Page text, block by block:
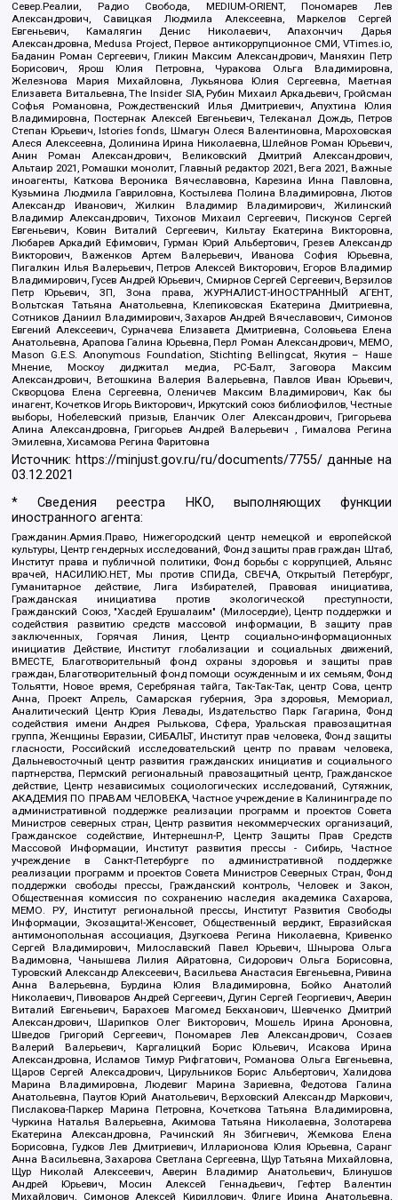
Север.Реалии, Радио Свобода, MEDIUM-ORIENT, Пономарев Лев
Александрович, Савицкая Людмила Алексеевна, Маркелов Сергей
Евгеньевич, Камалягин Денис Николаевич, Апахончич Дарья
Александровна, Medusa Project, Первое антикоррупционное СМИ, VTimes.io,
Баданин Роман Сергеевич, Гликин Максим Александрович, Маняхин Петр
Борисович, Ярош Юлия Петровна, Чуракова Ольга Владимировна,
Железнова Мария Михайловна, Лукьянова Юлия Сергеевна, Маетная
Елизавета Витальевна, The Insider SIA, Рубин Михаил Аркадьевич, Гройсман
Софья Романовна, Рождественский Илья Дмитриевич, Апухтина Юлия
Владимировна, Постернак Алексей Евгеньевич, Телеканал Дождь, Петров
Степан Юрьевич, Istories fonds, Шмагун Олеся Валентиновна, Мароховская
Алеся Алексеевна, Долинина Ирина Николаевна, Шлейнов Роман Юрьевич,
Анин Роман Александрович, Великовский Дмитрий Александрович,
Альтаир 2021, Ромашки монолит, Главный редактор 2021, Вега 2021, Важные
иноагенты, Каткова Вероника Вячеславовна, Карезина Инна Павловна,
Кузьмина Людмила Гавриловна, Костылева Полина Владимировна, Лютов
Александр Иванович, Жилкин Владимир Владимирович, Жилинский
Владимир Александрович, Тихонов Михаил Сергеевич, Пискунов Сергей
Евгеньевич, Ковин Виталий Сергеевич, Кильтау Екатерина Викторовна,
Любарев Аркадий Ефимович, Гурман Юрий Альбертович, Грезев Александр
Викторович, Важенков Артем Валерьевич, Иванова София Юрьевна,
Пигалкин Илья Валерьевич, Петров Алексей Викторович, Егоров Владимир
Владимирович, Гусев Андрей Юрьевич, Смирнов Сергей Сергеевич, Верзилов
Петр Юрьевич, ЗП, Зона права, ЖУРНАЛИСТ-ИНОСТРАННЫЙ АГЕНТ,
Вольтская Татьяна Анатольевна, Клепиковская Екатерина Дмитриевна,
Сотников Даниил Владимирович, Захаров Андрей Вячеславович, Симонов
Евгений Алексеевич, Сурначева Елизавета Дмитриевна, Соловьева Елена
Анатольевна, Арапова Галина Юрьевна, Перл Роман Александрович, МЕМО,
Mason G.E.S. Anonymous Foundation, Stichting Bellingcat, Якутия – Наше
Мнение, Москоу диджитал медиа, РС-Балт, Заговора Максим
Александрович, Ветошкина Валерия Валерьевна, Павлов Иван Юрьевич,
Скворцова Елена Сергеевна, Оленичев Максим Владимирович, Как бы
инагент, Кочетков Игорь Викторович, Иркутский союз библиофилов, Честные
выборы, Нобелевский призыв, Еланчик Олег Александрович, Григорьева
Алина Александровна, Григорьев Андрей Валерьевич , Гималова Регина
Эмилевна, Хисамова Регина Фаритовна
Источник: https://minjust.gov.ru/ru/documents/7755/ данные на
03.12.2021
* Сведения реестра НКО, выполняющих функции
иностранного агента:
Гражданин.Армия.Право, Нижегородский центр немецкой и европейской
культуры, Центр гендерных исследований, Фонд защиты прав граждан Штаб,
Институт права и публичной политики, Фонд борьбы с коррупцией, Альянс
врачей, НАСИЛИЮ.НЕТ, Мы против СПИДа, СВЕЧА, Открытый Петербург,
Гуманитарное действие, Лига Избирателей, Правовая инициатива,
Гражданская инициатива против экологической преступности,
Гражданский Союз, "Хасдей Ерушалаим" (Милосердие), Центр поддержки и
содействия развитию средств массовой информации, В защиту прав
заключенных, Горячая Линия, Центр социально-информационных
инициатив Действие, Институт глобализации и социальных движений,
ВМЕСТЕ, Благотворительный фонд охраны здоровья и защиты прав
граждан, Благотворительный фонд помощи осужденным и их семьям, Фонд
Тольятти, Новое время, Серебряная тайга, Так-Так-Так, центр Сова, центр
Анна, Проект Апрель, Самарская губерния, Эра здоровья, Мемориал,
Аналитический Центр Юрия Левады, Издательство Парк Гагарина, Фонд
содействия имени Андрея Рылькова, Сфера, Уральская правозащитная
группа, Женщины Евразии, СИБАЛЬТ, Институт прав человека, Фонд защиты
гласности, Российский исследовательский центр по правам человека,
Дальневосточный центр развития гражданских инициатив и социального
партнерства, Пермский региональный правозащитный центр, Гражданское
действие, Центр независимых социологических исследований, Сутяжник,
АКАДЕМИЯ ПО ПРАВАМ ЧЕЛОВЕКА, Частное учреждение в Калининграде по
административной поддержке реализации программ и проектов Совета
Министров северных стран, Центр развития некоммерческих организаций,
Гражданское содействие, Интернешнл-Р, Центр Защиты Прав Средств
Массовой Информации, Институт развития прессы - Сибирь, Частное
учреждение в Санкт-Петербурге по административной поддержке
реализации программ и проектов Совета Министров Северных Стран, Фонд
поддержки свободы прессы, Гражданский контроль, Человек и Закон,
Общественная комиссия по сохранению наследия академика Сахарова,
МЕМО. РУ, Институт региональной прессы, Институт Развития Свободы
Информации, Экозащита!-Женсовет, Общественный вердикт, Евразийская
антимонопольная ассоциация, Дзугкоева Регина Николаевна, Кривенко
Сергей Владимирович, Милославский Павел Юрьевич, Шнырова Ольга
Вадимовна, Чанышева Лилия Айратовна, Сидорович Ольга Борисовна,
Туровский Александр Алексеевич, Васильева Анастасия Евгеньевна, Ривина
Анна Валерьевна, Бурдина Юлия Владимировна, Бойко Анатолий
Николаевич, Пивоваров Андрей Сергеевич, Дугин Сергей Георгиевич, Аверин
Виталий Евгеньевич, Барахоев Магомед Бекханович, Шевченко Дмитрий
Александрович, Шарипков Олег Викторович, Мошель Ирина Ароновна,
Шведов Григорий Сергеевич, Пономарев Лев Александрович, Созаев
Валерий Валерьевич, Каргалицкий Борис Юльевич, Исакова Ирина
Александровна, Исламов Тимур Рифгатович, Романова Ольга Евгеньевна,
Щаров Сергей Алексадрович, Цирульников Борис Альбертович, Халидова
Марина Владимировна, Людевиг Марина Зариевна, Федотова Галина
Анатольевна, Паутов Юрий Анатольевич, Верховский Александр Маркович,
Пислакова-Паркер Марина Петровна, Кочеткова Татьяна Владимировна,
Чуркина Наталья Валерьевна, Акимова Татьяна Николаевна, Золотарева
Екатерина Александровна, Рачинский Ян Збигневич, Жемкова Елена
Борисовна, Гудков Лев Дмитриевич, Илларионова Юлия Юрьевна, Саранг
Анна Васильевна, Захарова Светлана Сергеевна, Щур Татьяна Михайловна,
Щур Николай Алексеевич, Аверин Владимир Анатольевич, Блинушов
Андрей Юрьевич, Мосин Алексей Геннадьевич, Гефтер Валентин
Михайлович, Симонов Алексей Кириллович, Флиге Ирина Анатольевна,